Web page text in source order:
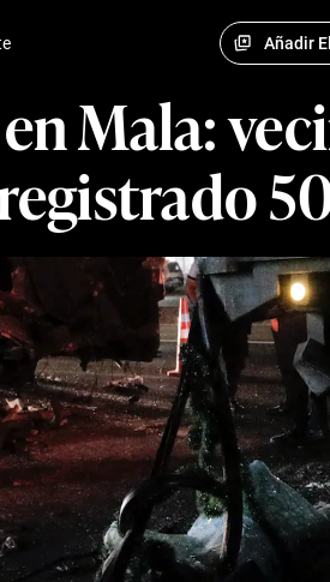
Añadir
Mala: